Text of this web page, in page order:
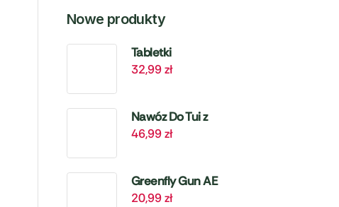
Nowe produkty
Tabletki
Biologiczne Do
szt. Target
32,99zł
Nawóz Do Tui z
Mikroelementami
46,99zł
Greenfly Gun AE
– Zwalcza
20,99zł